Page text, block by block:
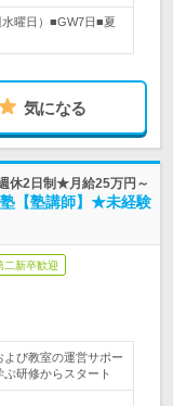
水曜日）■GW7日■夏
気になる
休2日制★月給25万円～
【塾講師】★未経験
二新卒歓迎
び教室の運営サポー
研修からスタート